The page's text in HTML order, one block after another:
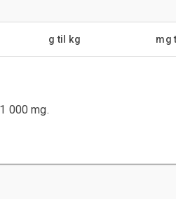
g til kg mg
000 mg.